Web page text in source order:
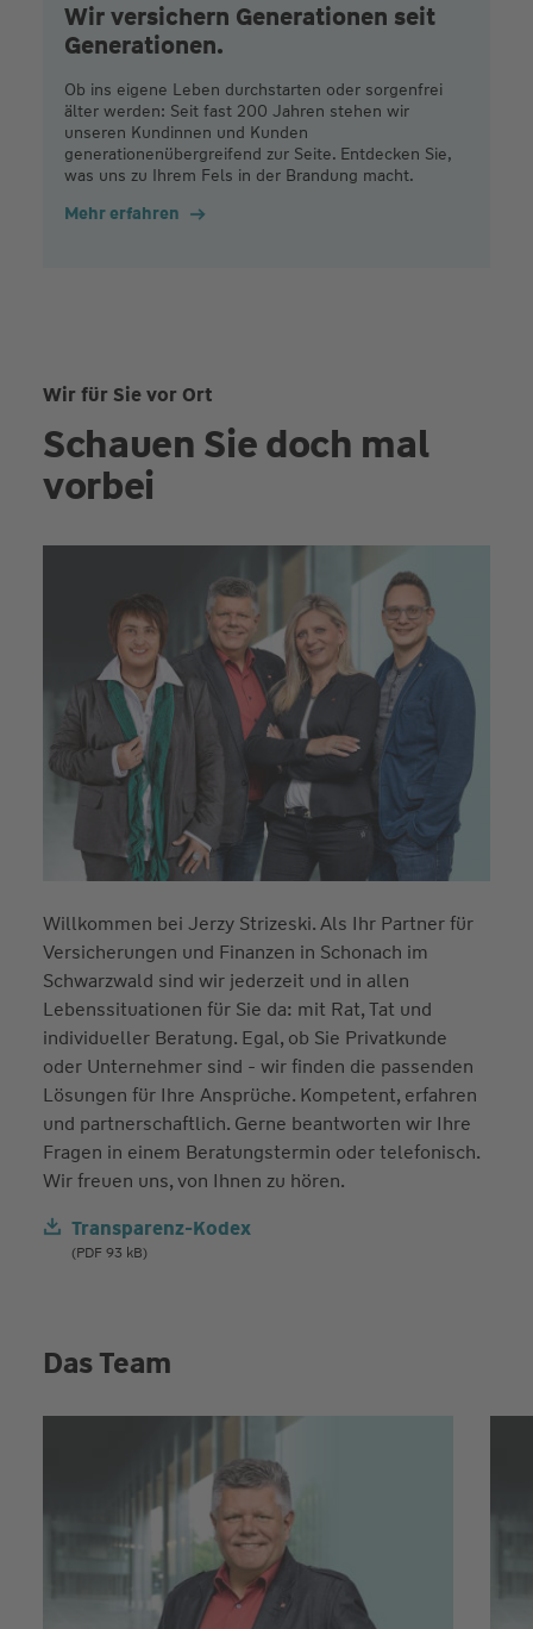
Wir versichern Generationen seit
Generationen.
Ob ins eigene Leben durchstarten oder sorgenfrei
älter werden: Seit fast 200 Jahren stehen wir
unseren Kundinnen und Kunden
generationenübergreifend zur Seite. Entdecken Sie,
was uns zu Ihrem Fels in der Brandung macht.
Mehr erfahren
Wir für Sie vor Ort
Schauen Sie doch mal
vorbei
Willkommen bei Jerzy Strizeski. Als Ihr Partner für
Versicherungen und Finanzen in Schonach im
Schwarzwald sind wir jederzeit und in allen
Lebenssituationen für Sie da: mit Rat, Tat und
individueller Beratung. Egal, ob Sie Privatkunde
oder Unternehmer sind - wir finden die passenden
Lösungen für Ihre Ansprüche. Kompetent, erfahren
und partnerschaftlich. Gerne beantworten wir Ihre
Fragen in einem Beratungstermin oder telefonisch.
Wir freuen uns, von Ihnen zu hören.
Transparenz-Kodex
(PDF 93 kB)
Das Team